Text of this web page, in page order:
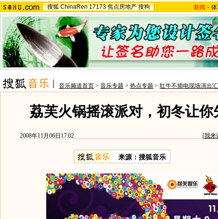
搜狐 ChinaRen 17173 焦点房地产 搜狗 新闻 -
音乐频道首页 > 音乐专题 > 热点专题 > 红牛不插电现场演出
荔芙火锅摇滚派对，初冬让你
2008年11月06日17:02 [我来
来源：搜狐音乐